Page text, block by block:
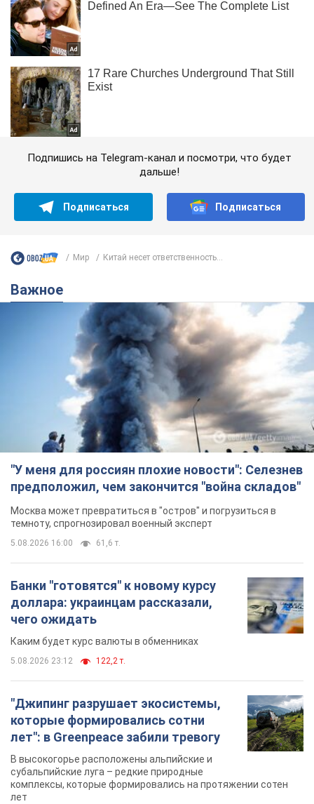
Подпишись на Telegram-канал и посмотри, что будет
дальше!
Подписаться Подписаться
Мир Китай несет ответственность...
Важное
"У меня для россиян плохие новости": Селезнев
предположил, чем закончится "война складов"
Москва может превратиться в "остров" и погрузиться в
темноту, спрогнозировал военный эксперт
5.08.2026 16:00 61,6 т.
Банки "готовятся" к новому курсу
доллара: украинцам рассказали,
чего ожидать
Каким будет курс валюты в обменниках
5.08.2026 23:12 122,2 т.
"Джипинг разрушает экосистемы,
которые формировались сотни
лет": в Greenpeace забили тревогу
В высокогорье расположены альпийские и
субальпийские луга – редкие природные
комплексы, которые формировались на протяжении сотен
лет